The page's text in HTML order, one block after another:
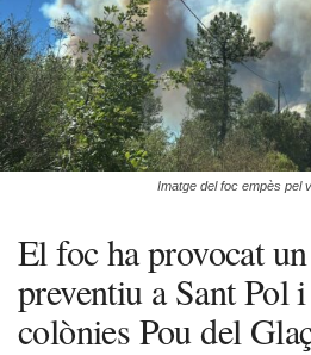
Imatge del foc empès pel
El foc ha provocat
preventiu a Sant Pol
colònies Pou del